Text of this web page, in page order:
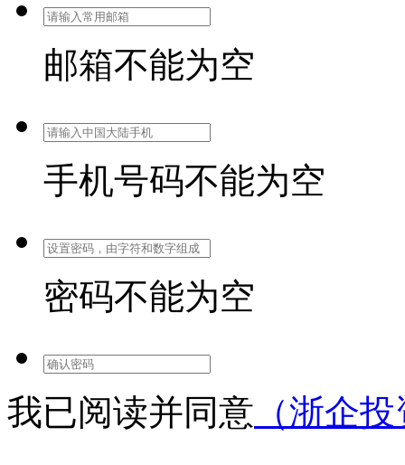
邮箱不能为空
手机号码不能为空
密码不能为空
我已阅读并同意 （浙企